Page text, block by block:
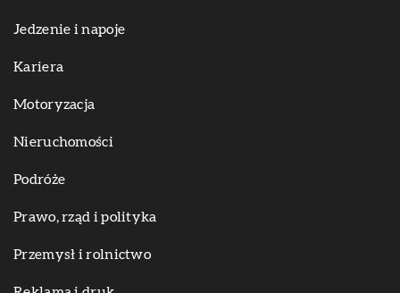
Jedzenie i napoje
Kariera
Motoryzacja
Nieruchomości
Podróże
Prawo, rząd i polityka
Przemysł i rolnictwo